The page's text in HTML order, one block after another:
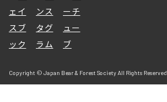
Copyright © Japan Bear & Forest Society All Rights Reserved.